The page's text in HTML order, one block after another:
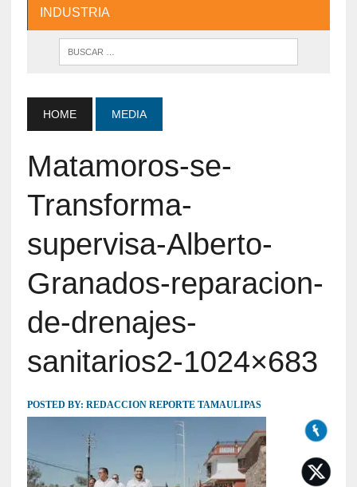
INDUSTRIA
HOME MEDIA
Matamoros-se-
Transforma-
supervisa-Alberto-
Granados-reparacion-
de-drenajes-
sanitarios2-1024×683
POSTED BY: REDACCION REPORTE TAMAULIPAS